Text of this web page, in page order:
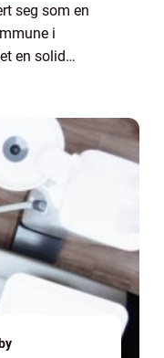
seg som en
i
en solid